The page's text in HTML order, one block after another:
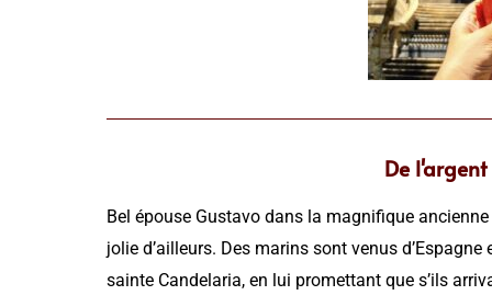
De
Bel épouse Gustavo dans la magnifique
jolie d’ailleurs. Des marins sont venus
sainte Candelaria, en lui promettant que s’ils